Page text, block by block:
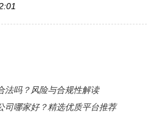
法吗？风险与合规性解读
司哪家好？精选优质平台推荐